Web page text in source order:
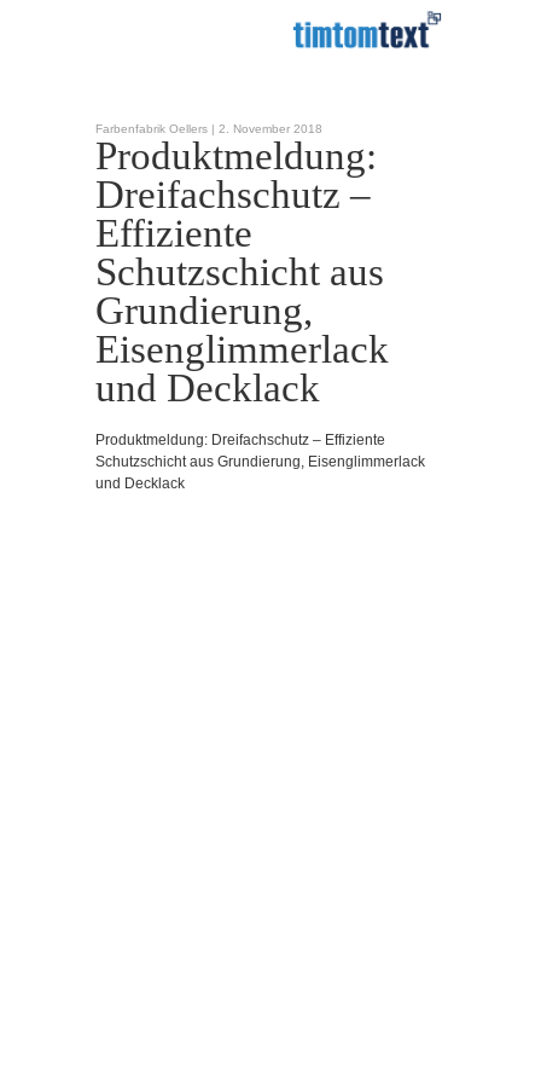
Farbenfabrik Oellers | 2. November 2018
Produktmeldung:
Dreifachschutz –
Effiziente
Schutzschicht aus
Grundierung,
Eisenglimmerlack
und Decklack
Produktmeldung: Dreifachschutz – Effiziente
Schutzschicht aus Grundierung, Eisenglimmerlack
und Decklack